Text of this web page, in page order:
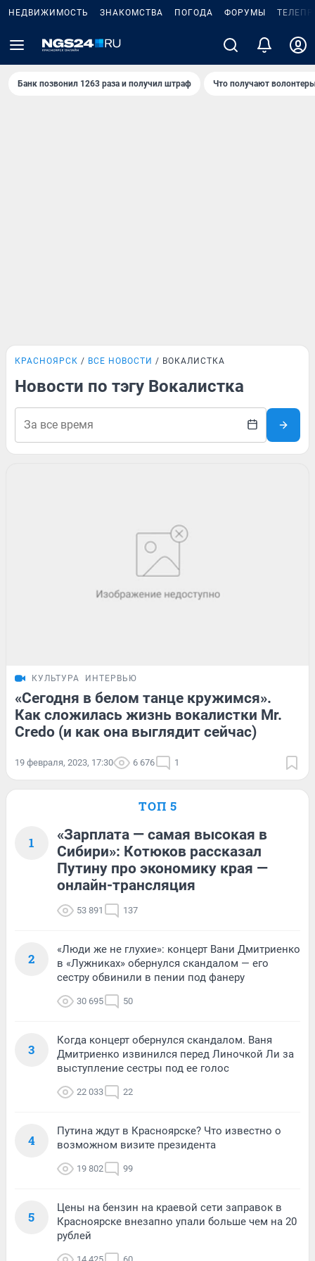
НЕДВИЖИМОСТЬ ЗНАКОМСТВА ПОГОДА ФОРУМЫ
Банк позвонил 1263 раза и получил штраф Что получают
КРАСНОЯРСК ВСЕ НОВОСТИ ВОКАЛИСТКА
Новости по тэгу Вокалистка
КУЛЬТУРА ИНТЕРВЬЮ
«Сегодня в белом танце кружимся».
Как сложилась жизнь вокалистки Mr.
Credo (и как она выглядит сейчас)
19 февраля, 2023, 17:30 6 676 1
ТОП 5
1
«Зарплата — самая высокая в
Сибири»: Котюков рассказал
Путину про экономику края —
онлайн-трансляция
53 891 137
2
«Люди же не глухие»: концерт Вани Дмитриенко
в «Лужниках» обернулся скандалом — его
сестру обвинили в пении под фанеру
30 695 50
3
Когда концерт обернулся скандалом. Ваня
Дмитриенко извинился перед Линочкой Ли за
выступление сестры под ее голос
22 033 22
4
Путина ждут в Красноярске? Что известно о
возможном визите президента
19 802 99
5
Цены на бензин на краевой сети заправок в
Красноярске внезапно упали больше чем на 20
рублей